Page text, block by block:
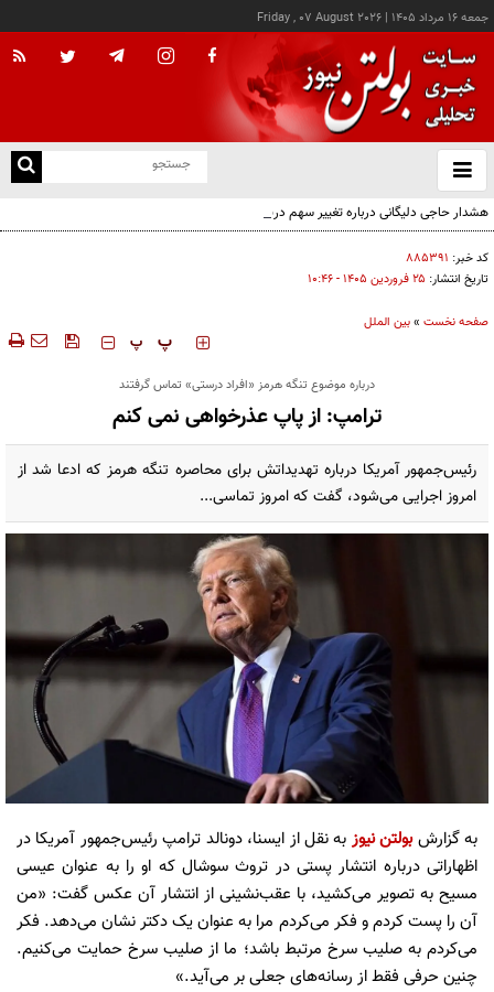
جمعه ۱۶ مرداد ۱۴۰۵ |
Friday , 07 August 2026
باز
و
هشدار حاجی دلیگانی درباره تغییر سهم دریای خزر و مخالفت با واگذاری امتیاز
کد خبر: ۸۸۵۳۹۱
تاریخ انتشار: ۲۵ فروردين ۱۴۰۵ - ۱۰:۴۶
صفحه نخست »بین الملل
‍‍‍ پ پ
درباره موضوع تنگه هرمز «افراد درستی» تماس گرفتند
ترامپ: از پاپ عذرخواهی نمی کنم
رئیس‌جمهور آمریکا درباره تهدیداتش برای محاصره تنگه هرمز که ادعا شد از
امروز اجرایی می‌شود، گفت که امروز تماسی...
به گزارشبولتن نیوز به نقل از ایسنا، دونالد ترامپ رئیس‌جمهور آمریکا در
اظهاراتی درباره انتشار پستی در تروث سوشال که او را به عنوان عیسی
مسیح به تصویر می‌کشید، با عقب‌نشینی از انتشار آن عکس گفت: «من
آن را پست کردم و فکر می‌کردم مرا به عنوان یک دکتر نشان می‌دهد. فکر
می‌کردم به صلیب سرخ مرتبط باشد؛ ما از صلیب سرخ حمایت ‌می‌کنیم.
چنین حرفی فقط از رسانه‌های جعلی بر می‌آید.»